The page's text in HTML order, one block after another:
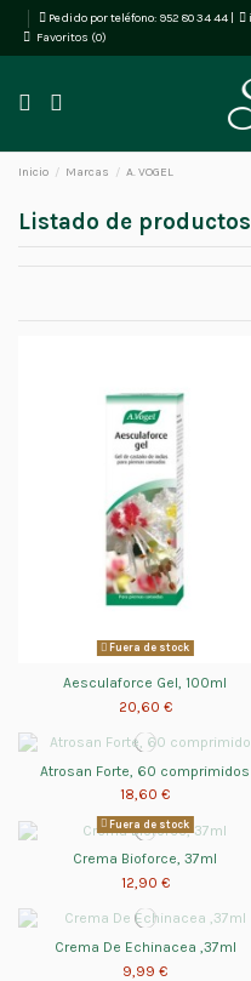
Pedido por teléfono: 952 80 34 44
Favoritos (0)
Inicio Marcas A. VOGEL
Listado de
Fuera de stock
Aesculaforce Gel, 100ml
20,60 €
Atrosan Forte, 60 comprimidos
18,60 €
Fuera de stock
Crema Bioforce, 37ml
12,90 €
Crema De Echinacea ,37ml
9,99 €